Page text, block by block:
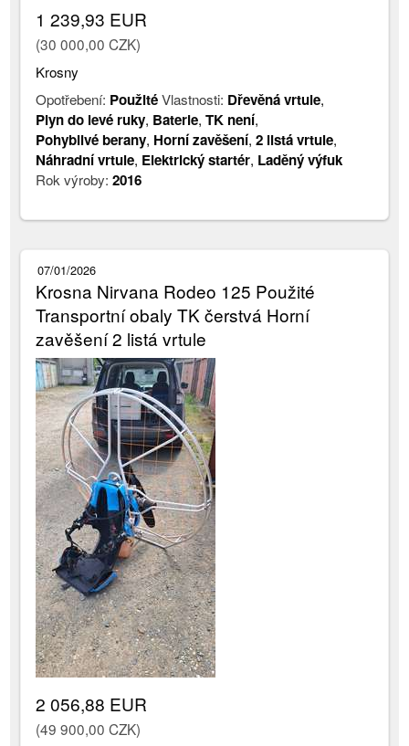
1 239,93 EUR
(30 000,00 CZK)
Krosny
Opotřebení: PoužitéVlastnosti: Dřevěná vrtule,
Plyn do levé ruky, Baterie,TK není,
Pohyblivé berany, Horní zavěšení,2 listá vrtule,
Náhradní vrtule, Elektrický startér, Laděný výfuk
Rok výroby:2016
07/01/2026
Krosna Nirvana Rodeo 125 Použité
Transportní obaly TK čerstvá Horní
zavěšení 2 listá vrtule
2 056,88 EUR
(49 900,00 CZK)